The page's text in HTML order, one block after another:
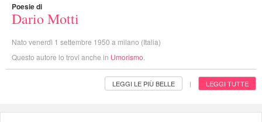
Poesie di
Dario Motti
Nato venerdì 1 settembre 1950 a milano (Italia)
Questo autore lo trovi anche in Umorismo
LEGGI LE PIÙ BELLE | LEGGI TUTTE